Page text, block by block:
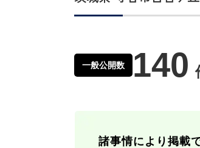
一般公開数 140
諸事情により掲載